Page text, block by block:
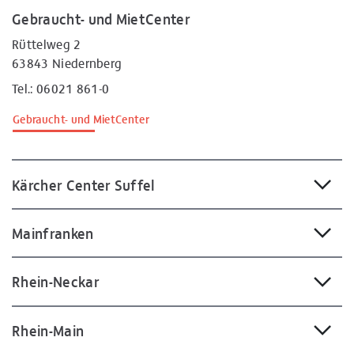
Gebraucht- und MietCenter
Rüttelweg 2
63843 Niedernberg
Tel.: 06021 861-0
Gebraucht- und MietCenter
Kärcher Center Suffel
Mainfranken
Rhein-Neckar
Rhein-Main